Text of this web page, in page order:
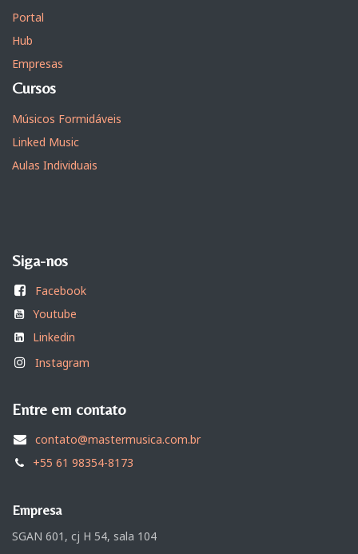
Portal
Hub
Empresas
Cursos
Músicos Formidáveis
Linked Music
Aulas Individuais
Siga-nos
Facebook
Youtube
Linkedin
Instagram
Entre em contato
contato@mastermusica.com.br
+55 61 98354-8173
Empresa
SGAN 601, cj H 54, sala 104